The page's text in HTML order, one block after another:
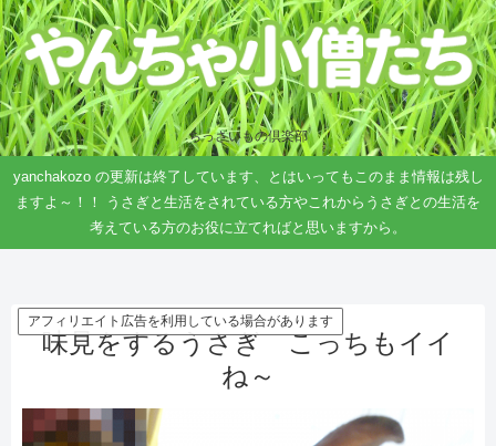
ちっさいもの倶楽部
yanchakozo の更新は終了しています、とはいってもこのまま情報は残し
ますよ～！！ うさぎと生活をされている方やこれからうさぎとの生活を
考えている方のお役に立てればと思いますから。
アフィリエイト広告を利用している場合があります
味見をするうさぎ こっちもイイ
ね～